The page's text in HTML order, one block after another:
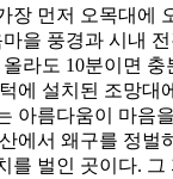
장 먼저 오목대에
을 풍경과 시내
라도 10분이면
에 설치된 조망대
아름다움이 마음
에서 왜구를 정벌
를 벌인 곳이다. 그